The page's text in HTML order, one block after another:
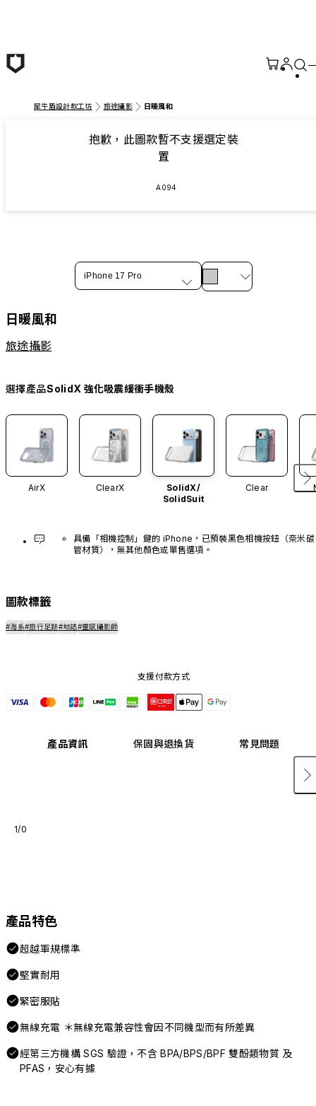
犀牛盾設計款工坊 旅途攝影 日暖風和
抱歉，此圖款暫不支援選定裝
置
A094
iPhone 17 Pro
日暖風和
旅途攝影
選擇產品SolidX 強化吸震緩衝手機殼
AirX ClearX
SolidX/
SolidSuit
Clear
具備「相機控制」鍵的 iPhone，已預裝黑色相機按鈕（奈米碳
管材質），無其他顏色或單售選項。
圖款標籤
#海系#旅行足跡#地誌#靈感攝影師
支援付款方式
產品資訊 保固與退換貨 常見問題
1/0
產品特色
超越軍規標準
堅實耐用
緊密服貼
無線充電 ＊無線充電兼容性會因不同機型而有所差異
經第三方機構 SGS 驗證，不含 BPA/BPS/BPF 雙酚類物質 及
PFAS，安心有據